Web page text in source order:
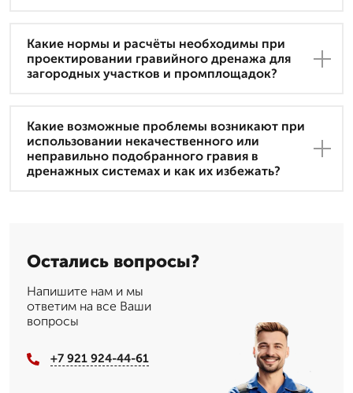
Какие нормы и расчёты необходимы при
проектировании гравийного дренажа для
загородных участков и промплощадок?
Какие возможные проблемы возникают при
использовании некачественного или
неправильно подобранного гравия в
дренажных системах и как их избежать?
Остались вопросы?
Напишите нам и мы
ответим на все Ваши
вопросы
+7 921 924-44-61